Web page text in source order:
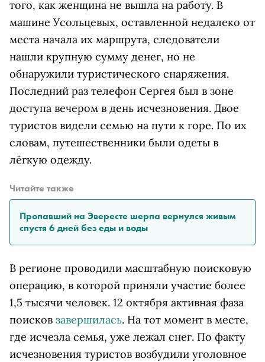
того, как женщина не вышла на работу. В
машине Усольцевых, оставленной недалеко от
места начала их маршрута, следователи
нашли крупную сумму денег, но не
обнаружили туристического снаряжения.
Последний раз телефон Сергея был в зоне
доступа вечером в день исчезновения. Двое
туристов видели семью на пути к горе. По их
словам, путешественники были одеты в
лёгкую одежду.
Читайте также
Пропавший на Эвересте шерпа вернулся живым
спустя 6 дней без еды и воды
В регионе проводили масштабную поисковую
операцию, в которой приняли участие более
1,5 тысячи человек. 12 октября активная фаза
поисков завершилась. На тот момент в месте,
где исчезла семья, уже лежал снег. По факту
исчезновения туристов возбудили уголовное